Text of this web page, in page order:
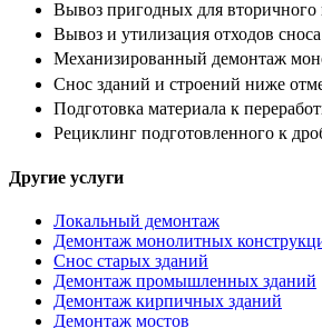
Вывоз пригодных для вторичного
Вывоз и утилизация отходов
Механизированный демонтаж
Снос зданий и строений ниже
Подготовка материала к
Рециклинг подготовленного к
Другие услуги
Локальный демонтаж
Демонтаж монолитных
Снос старых зданий
Демонтаж промышленных зданий
Демонтаж кирпичных зданий
Демонтаж мостов